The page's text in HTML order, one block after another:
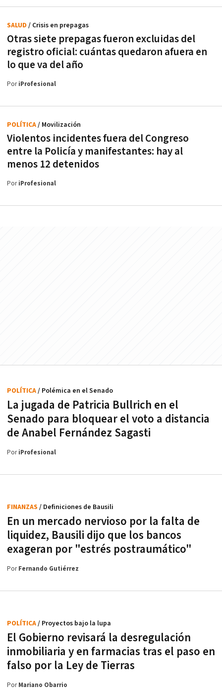
Otras siete prepagas fueron excluidas del
registro oficial: cuántas quedaron afuera en
lo que va del año
SALUD / Crisis en prepagas
PoriProfesional
Violentos incidentes fuera del Congreso
entre la Policía y manifestantes: hay al
menos 12 detenidos
POLÍTICA/ Movilización
PoriProfesional
La jugada de Patricia Bullrich en el
Senado para bloquear el voto a distancia
de Anabel Fernández Sagasti
POLÍTICA/ Polémica en el Senado
PoriProfesional
En un mercado nervioso por la falta de
liquidez, Bausili dijo que los bancos
exageran por "estrés postraumático"
FINANZAS / Definiciones de Bausili
PorFernando Gutiérrez
El Gobierno revisará la desregulación
inmobiliaria y en farmacias tras el paso en
falso por la Ley de Tierras
POLÍTICA/ Proyectos bajo la lupa
PorMariano Obarrio